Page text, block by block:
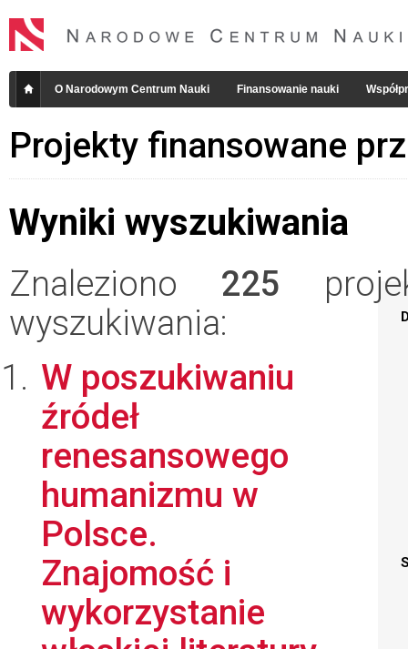
O Narodowym Centrum Nauki Finansowanie nauki
Projekty finansowane
Wyniki wyszukiwania
Znaleziono 225
wyszukiwania:
W poszukiwaniu
źródeł
renesansowego
humanizmu w
Polsce.
Znajomość i
wykorzystanie